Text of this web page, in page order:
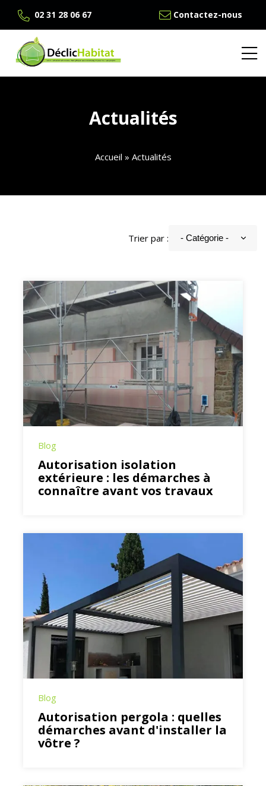
02 31 28 06 67 Contactez-nous
Actualités
Accueil » Actualités
Trier par :
Blog
Autorisation isolation
extérieure : les démarches à
connaître avant vos travaux
Blog
Autorisation pergola : quelles
démarches avant d'installer la
vôtre ?